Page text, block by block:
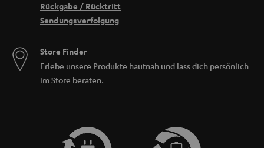
Rückgabe / Rücktritt
Sendungsverfolgung
Store Finder
Erlebe unsere Produkte hautnah und lass dich persönlich
im Store beraten.